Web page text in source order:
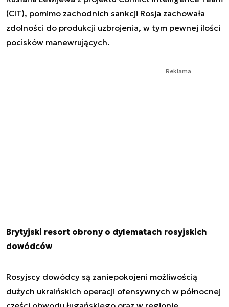
(CIT), pomimo zachodnich sankcji Rosja zachowała
zdolności do produkcji uzbrojenia, w tym pewnej ilości
pocisków manewrujących.
Reklama
Brytyjski resort obrony o dylematach rosyjskich
dowódców
Rosyjscy dowódcy są zaniepokojeni możliwością
dużych ukraińskich operacji ofensywnych w północnej